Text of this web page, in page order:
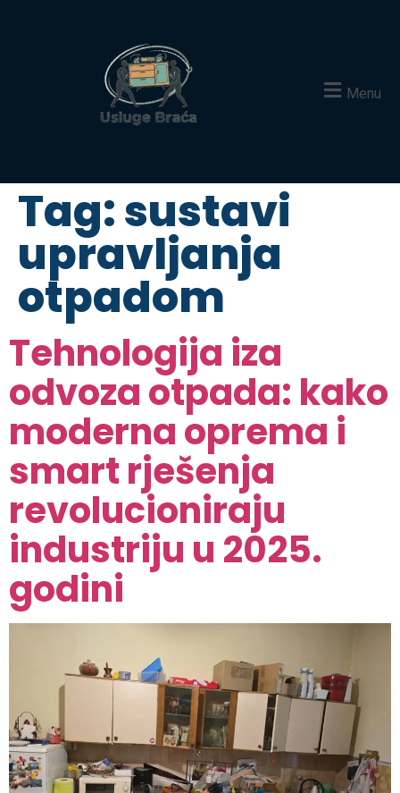
Menu
Tag:sustavi
upravljanja
otpadom
Tehnologija iza
odvoza otpada: kako
moderna oprema i
smart rješenja
revolucioniraju
industriju u 2025.
godini